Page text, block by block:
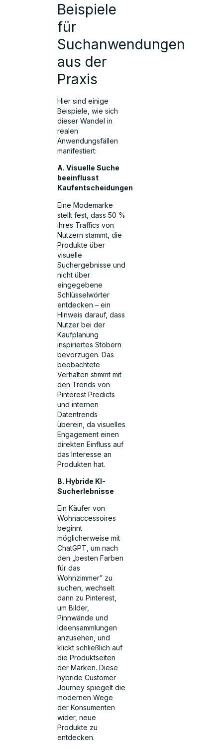
Beispiele
für
Suchanwendungen
aus der
Praxis
Hier sind einige
Beispiele, wie sich
dieser Wandel in
realen
Anwendungsfällen
manifestiert:
A. Visuelle Suche
beeinflusst
Kaufentscheidungen
Eine Modemarke
stellt fest, dass 50 %
ihres Traffics von
Nutzern stammt, die
Produkte über
visuelle
Suchergebnisse und
nicht über
eingegebene
Schlüsselwörter
entdecken – ein
Hinweis darauf, dass
Nutzer bei der
Kaufplanung
inspiriertes Stöbern
bevorzugen. Das
beobachtete
Verhalten stimmt mit
den Trends von
Pinterest Predicts
und internen
Datentrends
überein, da visuelles
Engagement einen
direkten Einfluss auf
das Interesse an
Produkten hat.
B. Hybride KI-
Sucherlebnisse
Ein Käufer von
Wohnaccessoires
beginnt
möglicherweise mit
ChatGPT, um nach
den „besten Farben
für das
Wohnzimmer” zu
suchen, wechselt
dann zu Pinterest,
um Bilder,
Pinnwände und
Ideensammlungen
anzusehen, und
klickt schließlich auf
die Produktseiten
der Marken. Diese
hybride Customer
Journey spiegelt die
modernen Wege
der Konsumenten
wider, neue
Produkte zu
entdecken.